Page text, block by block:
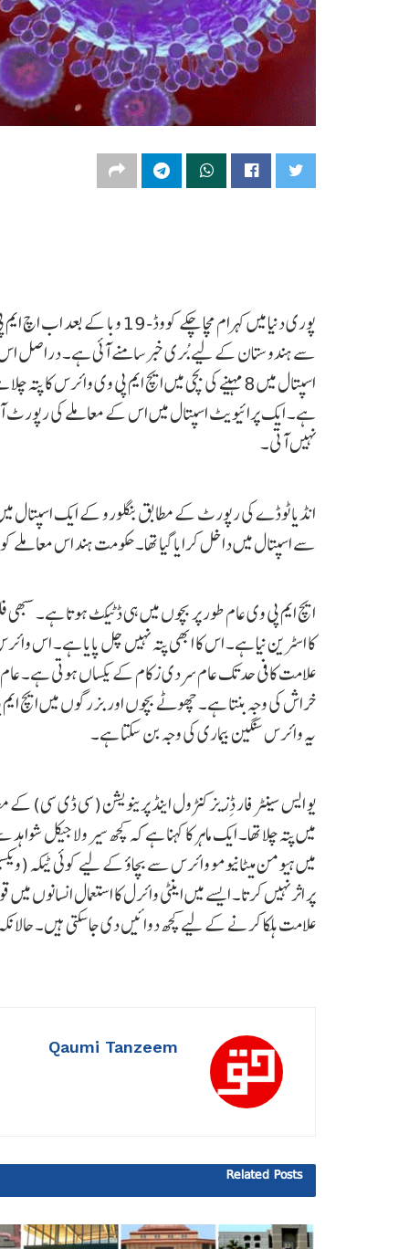
پوری دنیا میں کہرام مچا
سے ہندوستان کے لیے بُری خبر سامنے آئی ہے۔ دراصل اس
اسپتال میں 8 مہینے کی بچی میں ایچ ایم پی وی
ہے۔ ایک پرائیویٹ اسپتال میں اس کے معاملے کی رپورٹ
نہیں آتی۔
سے اسپتال میں داخل کرایا گیا تھا۔ حکومت ہند اس
کا اسٹرین نیا ہے۔ اس کا ابھی پتہ نہیں چل پایا ہے۔ اس
علامت کافی حد تک عام سردی زکام کے یکساں ہوتی ہے۔ عام
خراش کی وجہ بنتا ہے۔ چھوٹے بچوں اور بزرگوں میں ایچ
یہ وائرس سنگین بیماری کی وجہ بن سکتا ہے۔
میں ہیومن میٹانیومو وائرس سے بچاؤ کے لیے کوئی ٹیکہ
پر اثر نہیں کرتا۔ ایسے میں اینٹی وائرل کا استعمال
علامت ہلکا کرنے کے لیے کچھ دوائیں دی جا سکتی ہیں۔
Qaumi Tanzeem
Related Posts